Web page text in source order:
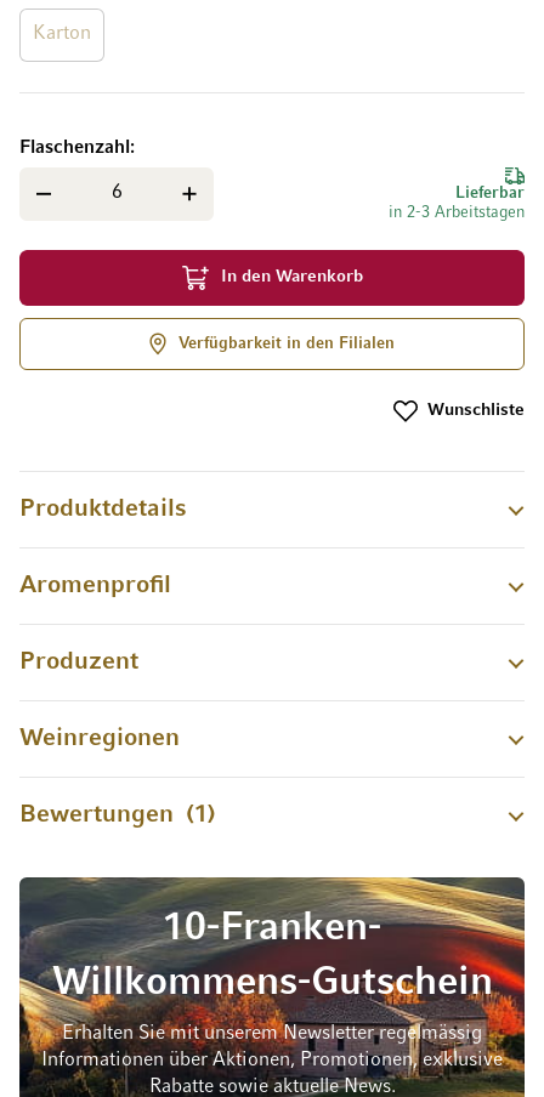
Karton
Lieferbar
in 2-3 Arbeitstagen
Flaschenzahl
In den Warenkorb
Verfügbarkeit in den Filialen
Wunschliste
Produktdetails
Aromenprofil
Produzent
Weinregionen
Bewertungen 1
10-Franken-
Willkommens-Gutschein
Erhalten Sie mit unserem Newsletter regelmässig
Informationen über Aktionen, Promotionen, exklusive
Rabatte sowie aktuelle News.